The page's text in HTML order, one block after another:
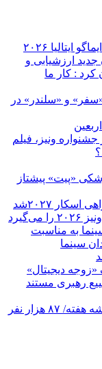
۲۰۲۶
ارزشیابی و
: کار ما
و «سلندر» در
ونیز، فیلم
سریال پزشکی «پیت» پیشتاز
۲۰۲۷شد
به مناسبت
سینما
رهبری مستند
صدرنشینی قاطع «تهران کنارت» در گیشه هفته/ ۸۷ هزار نفر